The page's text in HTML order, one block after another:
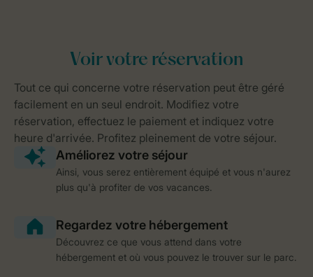
Ainsi, vous serez entièrement équipé et vous n'aurez
plus qu'à profiter de vos vacances.
Découvrez ce que vous attend dans votre
hébergement et où vous pouvez le trouver sur le parc.